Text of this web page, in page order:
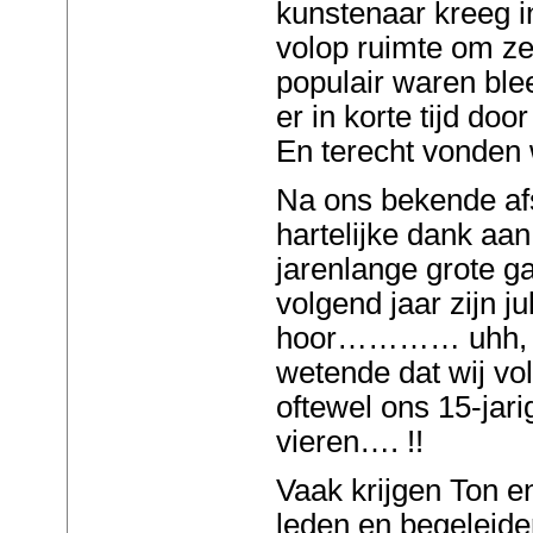
kunstenaar kreeg
volop ruimte om
populair waren
er in korte tijd
En terecht vonden
Na ons bekende
hartelijke dank
jarenlange grote
volgend jaar zijn
hoor………… uhh,
wetende dat wij
oftewel ons 15-
vieren…. !!
Vaak krijgen Ton
leden en